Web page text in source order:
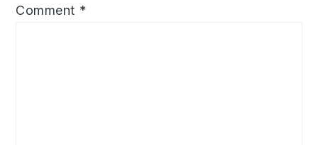
Comment *